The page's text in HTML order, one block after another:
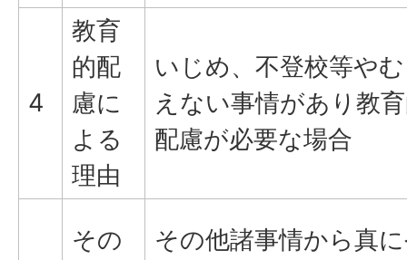
4
教育
的配
慮に
よる
理由
いじめ、不登校等や
えない事情があり教
配慮が必要な場合
その
その他諸事情から真